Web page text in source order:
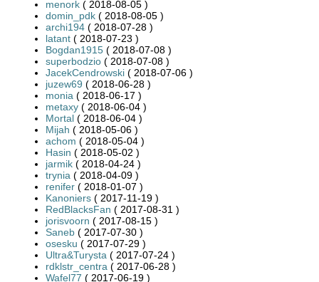
menork ( 2018-08-05 )
domin_pdk ( 2018-08-05 )
archi194 ( 2018-07-28 )
latant ( 2018-07-23 )
Bogdan1915 ( 2018-07-08 )
superbodzio ( 2018-07-08 )
JacekCendrowski ( 2018-07-06 )
juzew69 ( 2018-06-28 )
monia ( 2018-06-17 )
metaxy ( 2018-06-04 )
Mortal ( 2018-06-04 )
Mijah ( 2018-05-06 )
achom ( 2018-05-04 )
Hasin ( 2018-05-02 )
jarmik ( 2018-04-24 )
trynia ( 2018-04-09 )
renifer ( 2018-01-07 )
Kanoniers ( 2017-11-19 )
RedBlacksFan ( 2017-08-31 )
jorisvoorn ( 2017-08-15 )
Saneb ( 2017-07-30 )
osesku ( 2017-07-29 )
Ultra&Turysta ( 2017-07-24 )
rdklstr_centra ( 2017-06-28 )
Wafel77 ( 2017-06-19 )